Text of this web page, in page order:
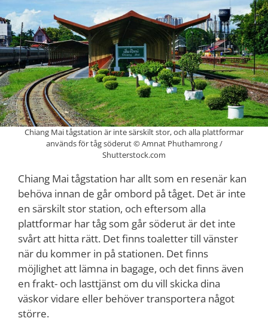
Chiang Mai tågstation är inte särskilt stor, och alla plattformar
används för tåg söderut © Amnat Phuthamrong /
Shutterstock.com
Chiang Mai tågstation har allt som en resenär kan
behöva innan de går ombord på tåget. Det är inte
en särskilt stor station, och eftersom alla
plattformar har tåg som går söderut är det inte
svårt att hitta rätt. Det finns toaletter till vänster
när du kommer in på stationen. Det finns
möjlighet att lämna in bagage, och det finns även
en frakt- och lasttjänst om du vill skicka dina
väskor vidare eller behöver transportera något
större.